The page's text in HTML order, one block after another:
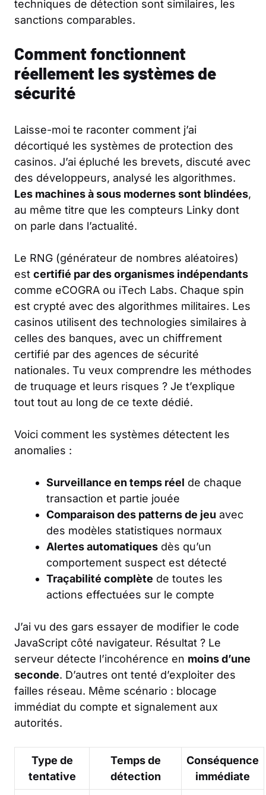
techniques de détection sont similaires, les
sanctions comparables.
Comment fonctionnent
réellement les systèmes de
sécurité
Laisse-moi te raconter comment j’ai
décortiqué les systèmes de protection des
casinos. J’ai épluché les brevets, discuté avec
des développeurs, analysé les algorithmes.
Les machines à sous modernes sont blindées,
au même titre que les compteurs Linky dont
on parle dans l’actualité.
Le RNG (générateur de nombres aléatoires)
est certifié par des organismes indépendants
comme eCOGRA ou iTech Labs. Chaque spin
est crypté avec des algorithmes militaires. Les
casinos utilisent des technologies similaires à
celles des banques, avec un chiffrement
certifié par des agences de sécurité
nationales. Tu veux comprendre les méthodes
de truquage et leurs risques ? Je t’explique
tout tout au long de ce texte dédié.
Voici comment les systèmes détectent les
anomalies :
Surveillance en temps réel de chaque
transaction et partie jouée
Comparaison des patterns de jeu avec
des modèles statistiques normaux
Alertes automatiques dès qu’un
comportement suspect est détecté
Traçabilité complète de toutes les
actions effectuées sur le compte
J’ai vu des gars essayer de modifier le code
JavaScript côté navigateur. Résultat ? Le
serveur détecte l’incohérence en moins d’une
seconde. D’autres ont tenté d’exploiter des
failles réseau. Même scénario : blocage
immédiat du compte et signalement aux
autorités.
Type de
tentative
Temps de
détection
Conséquence
immédiate